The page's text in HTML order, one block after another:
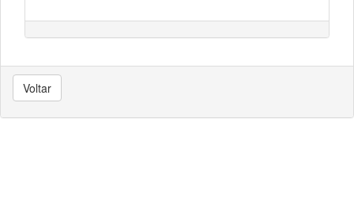
Voltar